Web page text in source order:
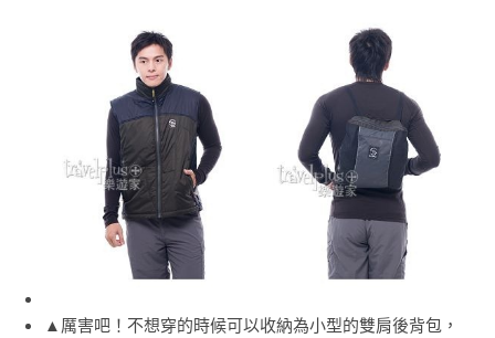
▲厲害吧！不想穿的時候可以收納為小型的雙肩後背包，